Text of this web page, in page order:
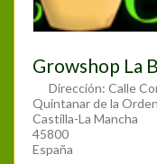
Growshop La
Dirección: Calle
Quintanar de la Orden
Castilla-La Mancha
45800
España